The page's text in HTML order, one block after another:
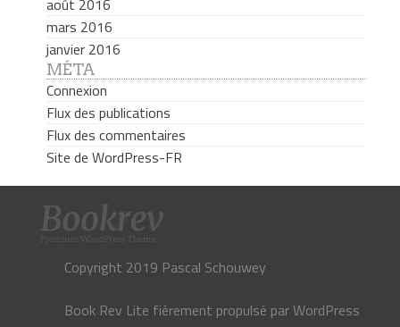
août 2016
mars 2016
janvier 2016
MÉTA
Connexion
Flux des publications
Flux des commentaires
Site de WordPress-FR
Copyright 2019 Pascal Schouwey
Book Rev Lite fièrement propulsé parWordPress